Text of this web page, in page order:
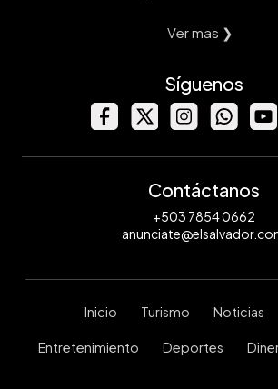
Ver mas ❯
Síguenos
Contáctanos
+503 7854 0662
Inicio Turismo Noticias
Entretenimiento Deportes